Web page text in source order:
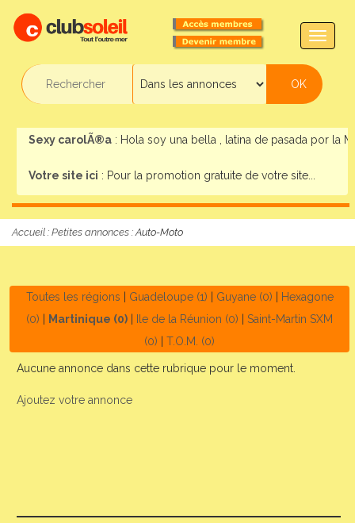
Sexy carolÃ®a : Hola soy una bella , latina de pasada por la
Votre site ici : Pour la promotion gratuite de votre site...
Accueil : Petites annonces : Auto-Moto
Toutes les régions Guadeloupe (1) Guyane (0)
Hexagone
(0)
Martinique (0) Ile de la Réunion (0) |Saint-Martin SXM
(0) |T.O.M. (0)
Aucune annonce dans cette rubrique pour le moment.
Ajoutez votre annonce